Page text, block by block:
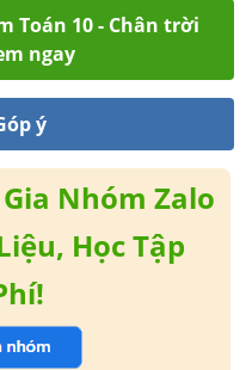
Toán 10 - Chân trời
ngay
ý
Nhóm Zalo
Học Tập